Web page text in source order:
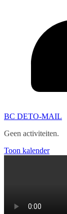
BC DETO-MAIL
Geen activiteiten.
Toon kalender